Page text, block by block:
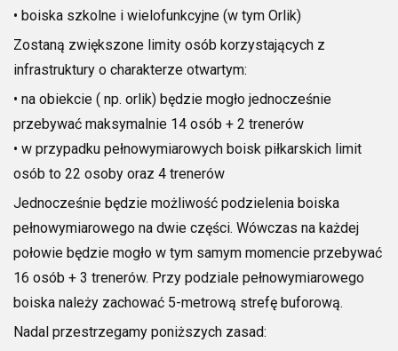
• boiska szkolne i wielofunkcyjne (w tym Orlik)
Zostaną zwiększone limity osób korzystających z
infrastruktury o charakterze otwartym:
• na obiekcie ( np. orlik) będzie mogło jednocześnie
przebywać maksymalnie 14 osób + 2 trenerów
• w przypadku pełnowymiarowych boisk piłkarskich limit
osób to 22 osoby oraz 4 trenerów
Jednocześnie będzie możliwość podzielenia boiska
pełnowymiarowego na dwie części. Wówczas na każdej
połowie będzie mogło w tym samym momencie przebywać
16 osób + 3 trenerów. Przy podziale pełnowymiarowego
boiska należy zachować 5-metrową strefę buforową.
Nadal przestrzegamy poniższych zasad: